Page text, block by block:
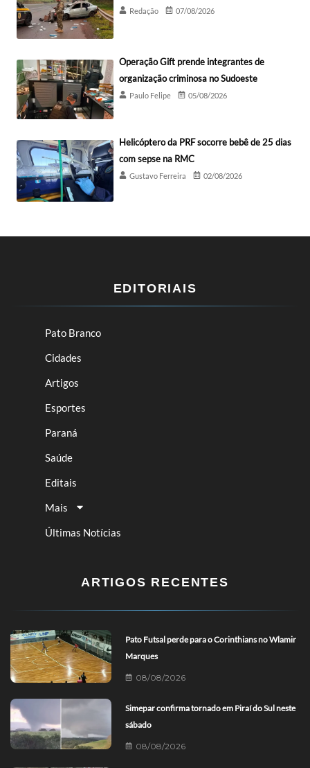
Redação 07/08/2026
Operação Gift prende integrantes de
organização criminosa no Sudoeste
Paulo Felipe 05/08/2026
Helicóptero da PRF socorre bebê de 25 dias
com sepse na RMC
Gustavo Ferreira 02/08/2026
EDITORIAIS
Pato Branco
Cidades
Artigos
Esportes
Paraná
Saúde
Editais
Mais
Últimas Notícias
ARTIGOS RECENTES
Pato Futsal perde para o Corinthians no Wlamir
Marques
08/08/2026
Simepar confirma tornado em Piraí do Sul neste
sábado
08/08/2026